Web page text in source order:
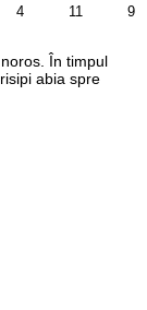
4
11
9
În timpul
abia spre